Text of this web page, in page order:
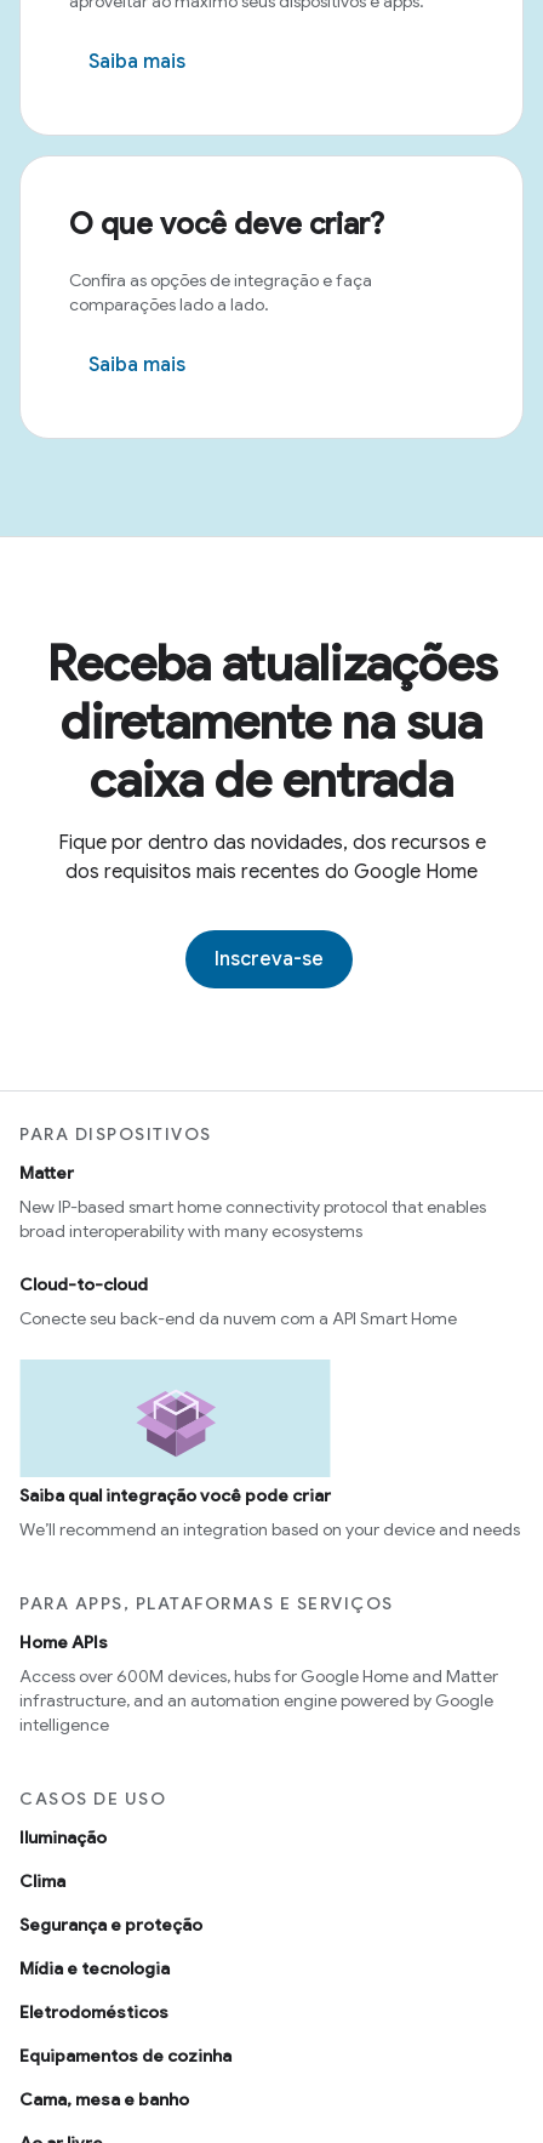
Saiba mais
O que você deve criar?
Confira as opções de integração e faça
comparações lado a lado.
Saiba mais
Receba atualizações
diretamente na sua
caixa de entrada
Fique por dentro das novidades, dos recursos e
dos requisitos mais recentes do Google Home
Inscreva-se
PARA DISPOSITIVOS
Matter
New IP-based smart home connectivity protocol that enables
broad interoperability with many ecosystems
Cloud-to-cloud
Conecte seu back-end da nuvem com a API Smart Home
Saiba qual integração você pode criar
We’ll recommend an integration based on your device and needs
PARA APPS, PLATAFORMAS E SERVIÇOS
Home APIs
Access over 600M devices, hubs for Google Home and Matter
infrastructure, and an automation engine powered by Google
intelligence
CASOS DE USO
Iluminação
Clima
Segurança e proteção
Mídia e tecnologia
Eletrodomésticos
Equipamentos de cozinha
Cama, mesa e banho